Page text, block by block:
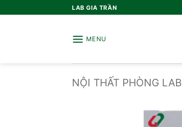
qua
LAB GIA TRẦN
MENU
NỘI THẤT PHÒNG LAB